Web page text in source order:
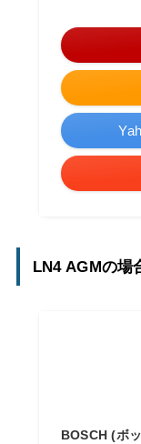
LN4 AGMの場
BOSCH (ボ